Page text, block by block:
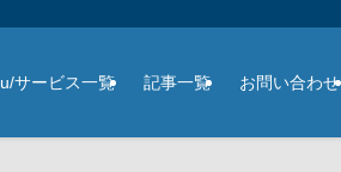
サービス一覧 記事一覧 お問い合わせ